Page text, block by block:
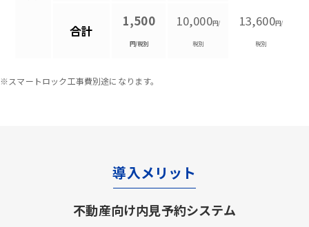
合計
1,500
円/税別
10,000円/
税別
13,600円/
税別
※スマートロック工事費別途になります。
導入メリット
不動産向け内見予約システム